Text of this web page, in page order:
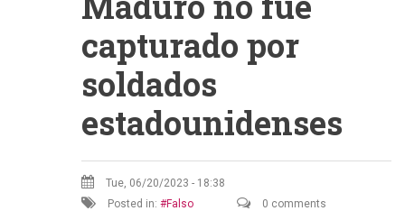
capturado por
soldados
estadounidenses
Tue, 06/20/2023 - 18:38
Posted in:
Falso 0 comments